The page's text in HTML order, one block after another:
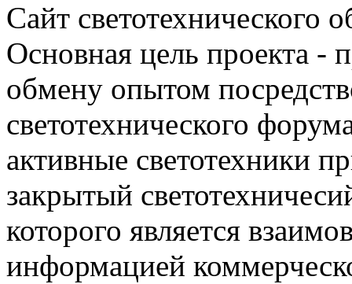
Сайт светотехнического
Основная цель проекта -
обмену опытом
светотехнического
активные светотехники
закрытый
которого является
информацией